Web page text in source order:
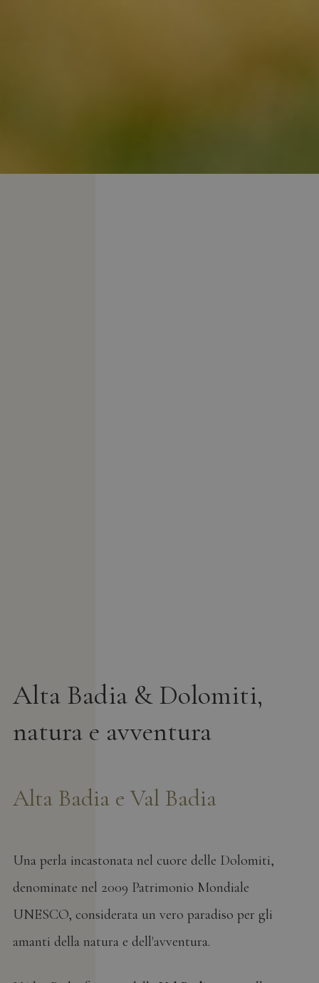
Alta Badia & Dolomiti,
natura e avventura
Alta Badia e Val Badia
Una perla incastonata nel cuore delle Dolomiti,
denominate nel 2009 Patrimonio Mondiale
UNESCO, considerata un vero paradiso per gli
amanti della natura e dell'avventura.